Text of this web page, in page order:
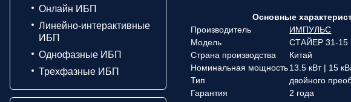
Онлайн ИБП
Линейно-интерактивные
ИБП
Однофазные ИБП
Трехфазные ИБП
Основные
Производитель
ИМПУЛЬС
Модель
СТАЙЕР 31-15
Страна производства
Китай
Номинальная мощность13.5 кВт | 15
Тип
двойного
Гарантия
2 года